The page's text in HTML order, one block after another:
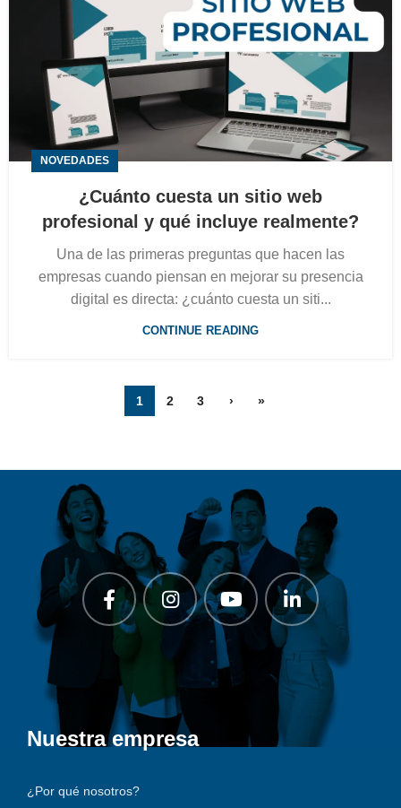
NOVEDADES
¿Cuánto cuesta un sitio web
profesional y qué incluye realmente?
Una de las primeras preguntas que hacen las
empresas cuando piensan en mejorar su presencia
digital es directa: ¿cuánto cuesta un siti...
CONTINUE READING
1 2 3 › »
Nuestra empresa
¿Por qué nosotros?